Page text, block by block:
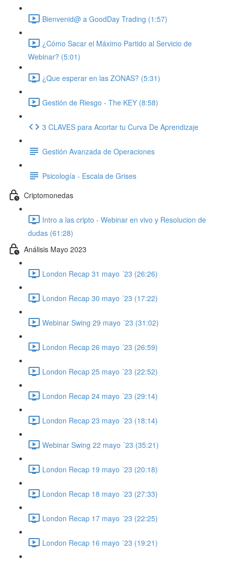
Bienvenid@ a GoodDay Trading (1:57)
¿Cómo Sacar el Máximo Partido al Servicio de
Webinar? (5:01)
¿Que esperar en las ZONAS? (5:31)
Gestión de Riesgo - The KEY (8:58)
3 CLAVES para Acortar tu Curva De Aprendizaje
Gestión Avanzada de Operaciones
Psicología - Escala de Grises
Criptomonedas
Intro a las cripto - Webinar en vivo y Resolucion de
dudas (61:28)
Análisis Mayo 2023
London Recap 31 mayo ´23 (26:26)
London Recap 30 mayo ´23 (17:22)
Webinar Swing 29 mayo ´23 (31:02)
London Recap 26 mayo ´23 (26:59)
London Recap 25 mayo ´23 (22:52)
London Recap 24 mayo ´23 (29:14)
London Recap 23 mayo ´23 (18:14)
Webinar Swing 22 mayo ´23 (35:21)
London Recap 19 mayo ´23 (20:18)
London Recap 18 mayo ´23 (27:33)
London Recap 17 mayo ´23 (22:25)
London Recap 16 mayo ´23 (19:21)